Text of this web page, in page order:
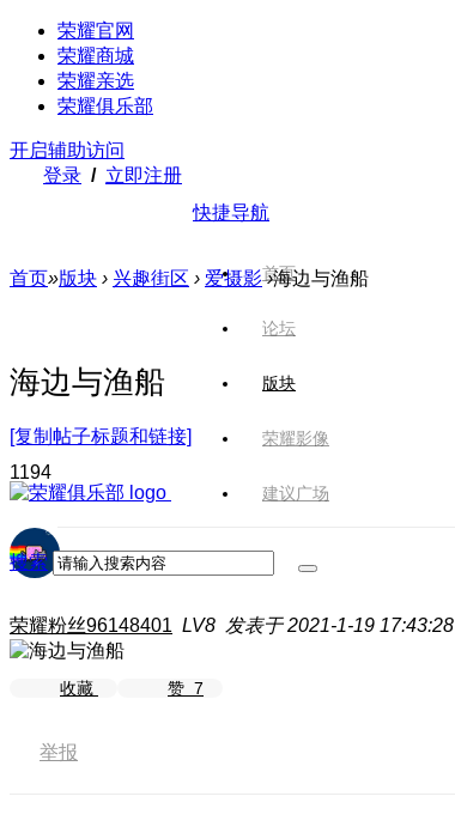
荣耀官网
荣耀商城
荣耀亲选
荣耀俱乐部
开启辅助访问
登录 / 立即注册
快捷导航
首页
论坛
版块
荣耀影像
建议广场
搜索
首页»版块 › 兴趣街区 › 爱摄影 ›海边与渔船
海边与渔船
[复制帖子标题和链接]
1194
荣耀粉丝96148401 LV8 发表于 2021-1-19 17:43:28
收藏 赞 7
举报